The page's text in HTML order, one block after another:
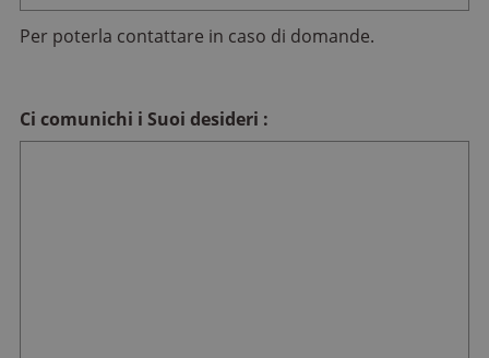
Per poterla contattare in caso di domande.
Ci comunichi i Suoi desideri :